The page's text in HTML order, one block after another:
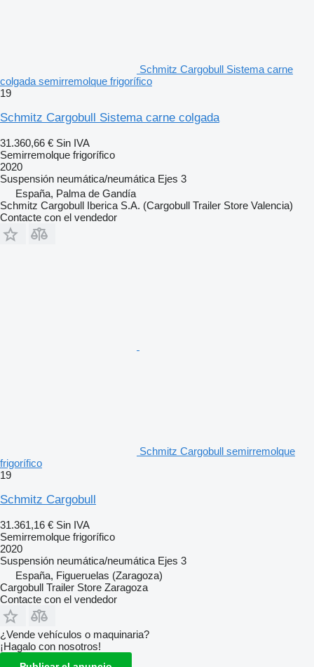
Schmitz Cargobull Sistema carne
colgada semirremolque frigorífico
19
Schmitz Cargobull Sistema carne colgada
31.360,66 € Sin IVA
Semirremolque frigorífico
2020
Suspensión neumática/neumática Ejes 3
España, Palma de Gandía
Schmitz Cargobull Iberica S.A. (Cargobull Trailer Store Valencia)
Contacte con el vendedor
Schmitz Cargobull semirremolque
frigorífico
19
Schmitz Cargobull
31.361,16 € Sin IVA
Semirremolque frigorífico
2020
Suspensión neumática/neumática Ejes 3
España, Figueruelas (Zaragoza)
Cargobull Trailer Store Zaragoza
Contacte con el vendedor
¿Vende vehículos o maquinaria?
¡Hagalo con nosotros!